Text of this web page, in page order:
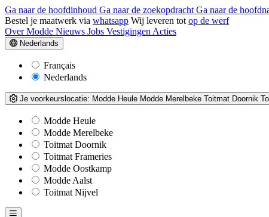
Ga naar de hoofdinhoud Ga naar de zoekopdracht Ga naar de
Bestel je maatwerk via whatsapp Wij leveren tot op de werf
Over Modde Nieuws Jobs Vestigingen Acties
Nederlands
Français
Nederlands
Je voorkeurslocatie: Modde Heule Modde Merelbeke Toitmat Doornik
Modde Heule
Modde Merelbeke
Toitmat Doornik
Toitmat Frameries
Modde Oostkamp
Modde Aalst
Toitmat Nijvel